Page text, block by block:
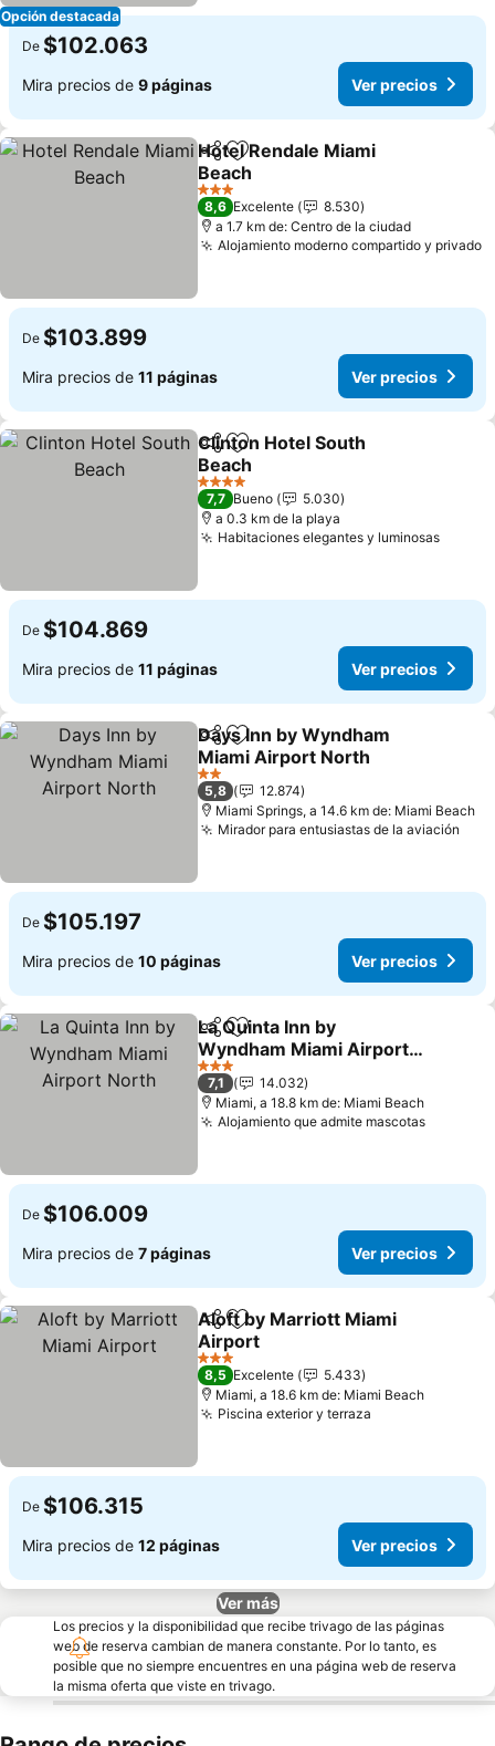
Opción destacada
De $102.063
Mira precios de 9 páginas Ver precios
CompartirAgregar a favoritos
Hotel Rendale Miami
Beach
Ver precios
3 Estrellas
8,6 Excelente
8.530
a 1.7 km de: Centro de la ciudad
Alojamiento moderno compartido y privado
De $103.899
Mira precios de 11 páginas Ver precios
CompartirAgregar a favoritos
Clinton Hotel South
Beach
Ver precios
4 Estrellas
7,7 Bueno
5.030
a 0.3 km de la playa
Habitaciones elegantes y luminosasVer
De $104.869
Mira precios de 11 páginas Ver precios
CompartirAgregar a favoritos
Days Inn by Wyndham
Miami Airport North
Ver precios
2 Estrellas
5,8
12.874
Miami Springs, a 14.6 km de: Miami Beach
Mirador para entusiastas de la aviación
De $105.197
Mira precios de 10 páginas Ver precios
CompartirAgregar a favoritos
La Quinta Inn by
Wyndham Miami Airport
North
Ver precios
3 Estrellas
7,1
14.032
Miami, a 18.8 km de: Miami Beach
Alojamiento que admite mascotasVer
De $106.009
Mira precios de 7 páginas Ver precios
CompartirAgregar a favoritos
Aloft by Marriott Miami
Airport
Ver precios
3 Estrellas
8,5 Excelente
5.433
Miami, a 18.6 km de: Miami Beach
Piscina exterior y terraza
De $106.315
Mira precios de 12 páginas Ver precios
Ver más
Los precios y la disponibilidad que recibe trivago de las páginas
web de reserva cambian de manera constante. Por lo tanto, es
posible que no siempre encuentres en una página web de reserva
la misma oferta que viste en trivago.